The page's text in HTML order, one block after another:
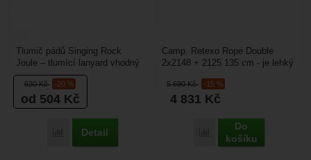
630Kč -20 %
od 504 Kč
Porovnat
Detail
Tlumič pádů Singing Rock
Joule – tlumící lanyard vhodný
pro práci na lávkách nebo
konstrukcích, kde
se chodí.Hodí...
5 690Kč -15 %
4 831 Kč
Porovnat
Do
košíku
Camp. Retexo Rope Double
2x2148 + 2125 135 cm - je lehký
výšky - párací...